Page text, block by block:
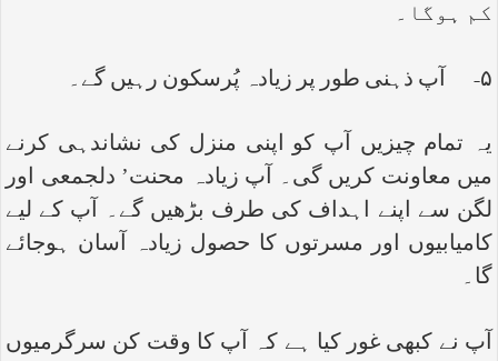
کم ہوگا۔
۵- آپ ذہنی طور پر زیادہ پُرسکون رہیں گے۔
یہ تمام چیزیں آپ کو اپنی منزل کی نشاندہی کرنے
میں معاونت کریں گی۔ آپ زیادہ محنت’ دلجمعی اور
لگن سے اپنے اہداف کی طرف بڑھیں گے۔ آپ کے لیے
کامیابیوں اور مسرتوں کا حصول زیادہ آسان ہوجائے
گا۔
آپ نے کبھی غور کیا ہے کہ آپ کا وقت کن سرگرمیوں